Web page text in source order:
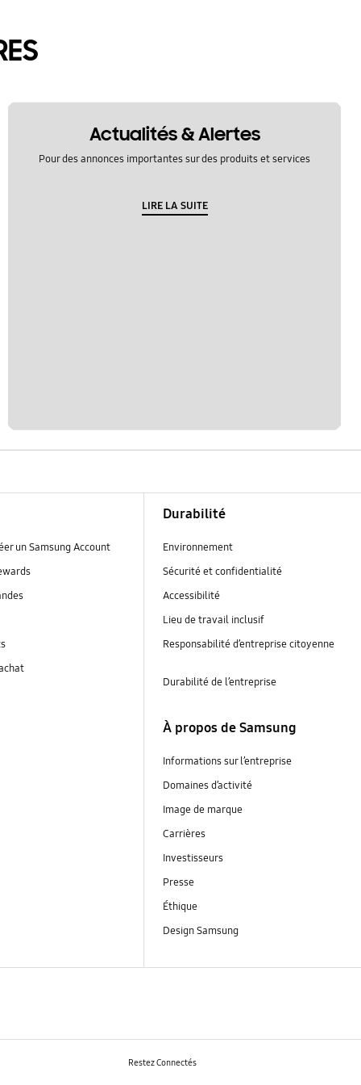
Actualités & Alertes
Pour des annonces importantes sur des produits et services
LIRE LA SUITE
un Samsung Account
Durabilité
Environnement
Sécurité et confidentialité
Accessibilité
Lieu de travail inclusif
Responsabilité d’entreprise citoyenne
Durabilité de l’entreprise
À propos de Samsung
Informations sur l’entreprise
Domaines d’activité
Image de marque
Carrières
Investisseurs
Presse
Éthique
Design Samsung
Restez Connectés